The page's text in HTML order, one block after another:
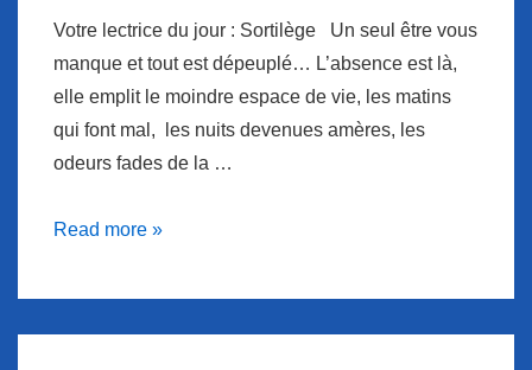
Votre lectrice du jour : Sortilège Un seul être vous
manque et tout est dépeuplé… L’absence est là,
elle emplit le moindre espace de vie, les matins
qui font mal, les nuits devenues amères, les
odeurs fades de la …
Ipagina’Son
le
Read more »